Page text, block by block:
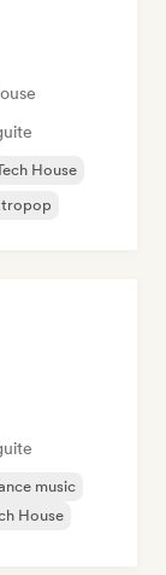
House
music
House